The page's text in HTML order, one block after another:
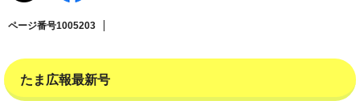
ページ番号1005203
たま広報最新号